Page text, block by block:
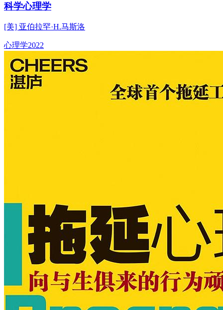
科学心理学
[美] 亚伯拉罕·H.马斯洛
心理学2022